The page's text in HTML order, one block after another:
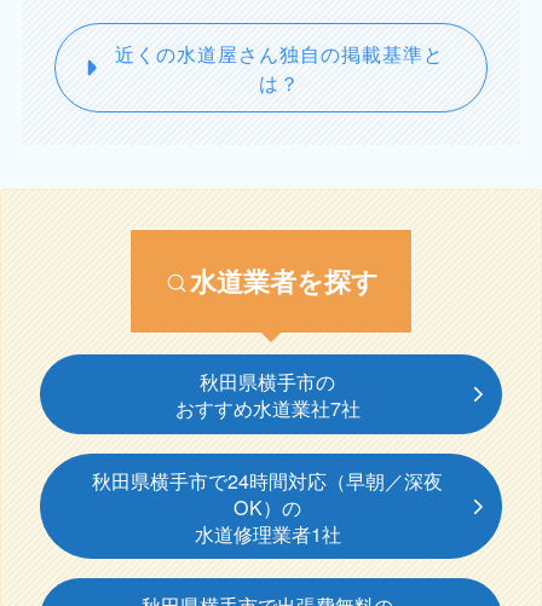
近くの水道屋さん独自の掲載基準と
は？
水道業者を探す
秋田県横手市の
おすすめ水道業社7社
秋田県横手市で24時間対応（早朝／深夜
OK）の
水道修理業者1社